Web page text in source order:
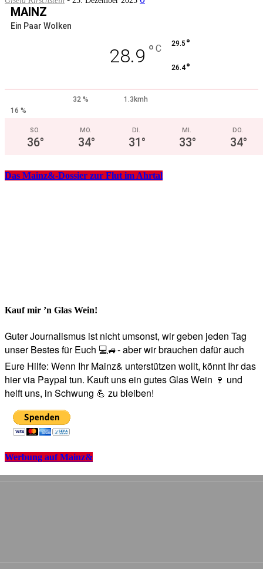
MAINZ
Ein Paar Wolken
28.9 ° C 29.5 °
26.4°
32 %
1.3kmh
16 %
SO.
36°
MO.
34°
DI.
31°
MI.
33°
DO.
34°
Das Mainz&-Dossier zur Flut im Ahrtal
Kauf mir ’n Glas Wein!
Guter Journalismus ist nicht umsonst, wir geben jeden Tag
unser Bestes für Euch 💻🚙- aber wir brauchen dafür auch
Eure Hilfe: Wenn Ihr Mainz& unterstützen wollt, könnt Ihr das
hier via Paypal tun. Kauft uns ein gutes Glas Wein 🍷 und
helft uns, in Schwung 💪 zu bleiben!
Werbung auf Mainz&